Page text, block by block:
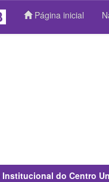
Página inicial
do Centro